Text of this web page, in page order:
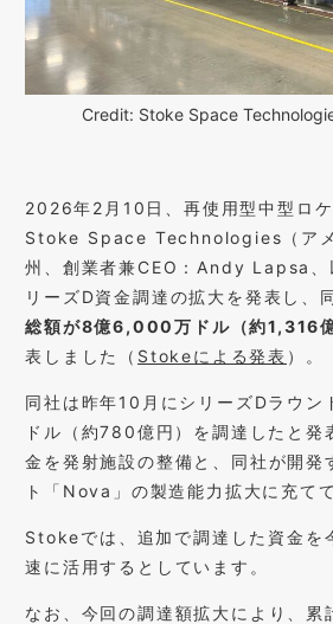
Credit: Stoke Space
2026年2月10日、再使用型中型ロ
Stoke Space Technologies（アメ
州、創業者兼CEO：Andy Lapsa
リーズD資金調達の拡大を発表し、
総額が8億6,000万ドル（約1,316
表しました（ Stokeによる発表 ）。
同社は昨年10月にシリーズDラウ
ドル（約780億円）を調達したと発
金を発射施設の整備と、同社が開発
ト「Nova」の製造能力拡大に充て
Stokeでは、追加で調達した資金を
速に活用するとしています。
なお、今回の調達額拡大により、累